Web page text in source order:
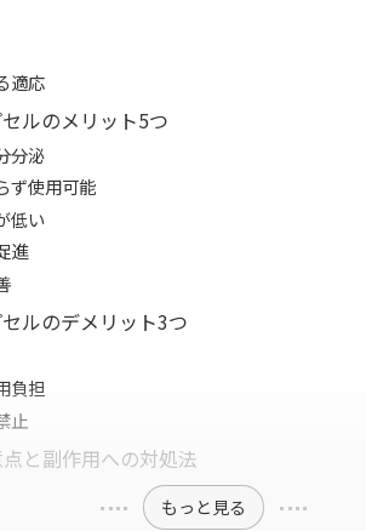
適応
ルのメリット5つ
分泌
ず使用可能
低い
進
ルのデメリット3つ
負担
止
と副作用への対処法
もっと見る